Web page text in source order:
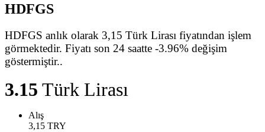
HDFGS
HDFGS anlık olarak 3,15 Türk Lirası fiyatından işlem
görmektedir. Fiyatı son 24 saatte -3.96% değişim
göstermiştir..
3.15 Türk Lirası
Alış
3,15 TRY